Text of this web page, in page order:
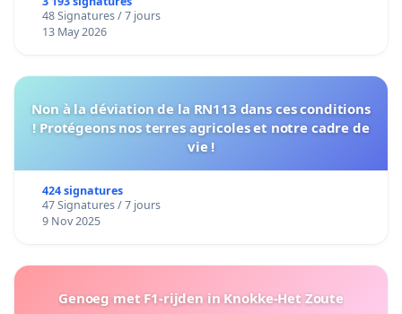
48 Signatures / 7 jours
13 May 2026
Non à la déviation de la RN113 dans ces conditions
! Protégeons nos terres agricoles et notre cadre de
vie !
424 signatures
47 Signatures / 7 jours
9 Nov 2025
Genoeg met F1-rijden in Knokke-Het Zoute